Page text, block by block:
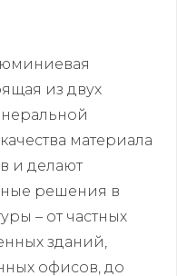
из двух
материала
и делают
решения в
– от частных
зданий,
офисов, до